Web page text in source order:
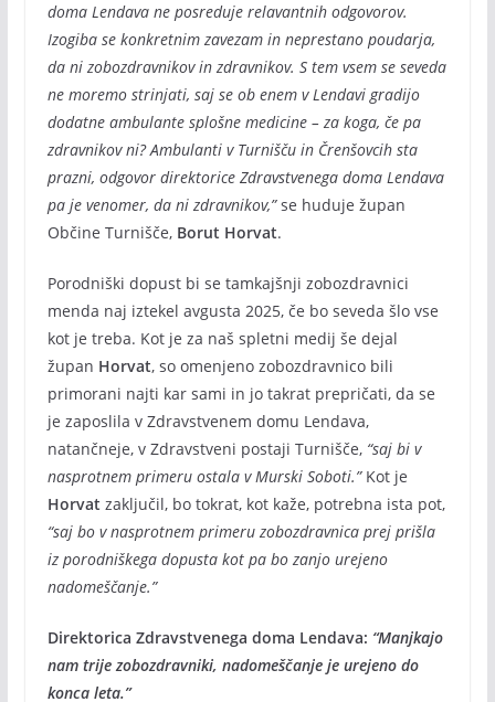
doma Lendava ne posreduje relavantnih odgovorov.
Izogiba se konkretnim zavezam in neprestano poudarja,
da ni zobozdravnikov in zdravnikov. S tem vsem se seveda
ne moremo strinjati, saj se ob enem v Lendavi gradijo
dodatne ambulante splošne medicine – za koga, če pa
zdravnikov ni? Ambulanti v Turnišču in Črenšovcih sta
prazni, odgovor direktorice Zdravstvenega doma Lendava
pa je venomer, da ni zdravnikov,”se huduje župan
Občine Turnišče, Borut Horvat.
Porodniški dopust bi se tamkajšnji zobozdravnici
menda naj iztekel avgusta 2025, če bo seveda šlo vse
kot je treba. Kot je za naš spletni medij še dejal
župan Horvat, so omenjeno zobozdravnico bili
primorani najti kar sami in jo takrat prepričati, da se
je zaposlila v Zdravstvenem domu Lendava,
natančneje, v Zdravstveni postaji Turnišče, “saj bi v
nasprotnem primeru ostala v Murski Soboti.” Kot je
Horvat zaključil, bo tokrat, kot kaže, potrebna ista pot,
“saj bo v nasprotnem primeru zobozdravnica prej prišla
iz porodniškega dopusta kot pa bo zanjo urejeno
nadomeščanje.”
Direktorica Zdravstvenega doma Lendava: “Manjkajo
nam trije zobozdravniki, nadomeščanje je urejeno do
konca leta.”